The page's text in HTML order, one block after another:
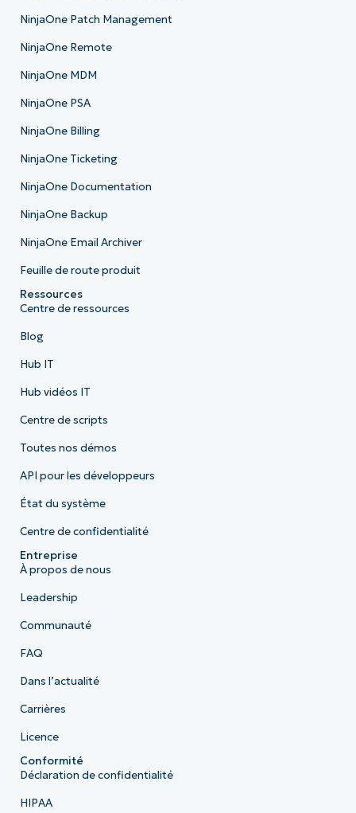
NinjaOne Patch Management
NinjaOne Remote
NinjaOne MDM
NinjaOne PSA
NinjaOne Billing
NinjaOne Ticketing
NinjaOne Documentation
NinjaOne Backup
NinjaOne Email Archiver
Feuille de route produit
Ressources
Centre de ressources
Blog
Hub IT
Hub vidéos IT
Centre de scripts
Toutes nos démos
API pour les développeurs
État du système
Centre de confidentialité
Entreprise
À propos de nous
Leadership
Communauté
FAQ
Dans l’actualité
Carrières
Licence
Conformité
Déclaration de confidentialité
HIPAA